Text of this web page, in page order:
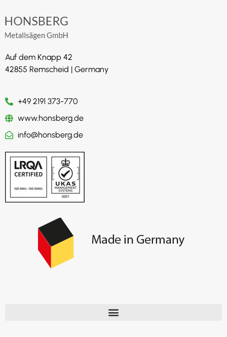
Auf dem Knapp 42
42855 Remscheid | Germany
+49 2191 373-770
www.honsberg.de
info@honsberg.de